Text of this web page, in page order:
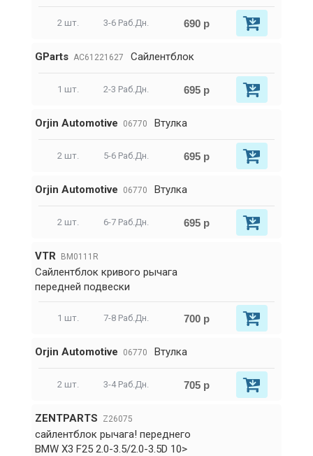
2 шт. 3-6 Раб.Дн. 690 р
GParts AC61221627 Сайлентблок
1 шт. 2-3 Раб.Дн. 695 р
Orjin Automotive 06770 Втулка
2 шт. 5-6 Раб.Дн. 695 р
Orjin Automotive 06770 Втулка
2 шт. 6-7 Раб.Дн. 695 р
VTR BM0111R
Сайлентблок кривого рычага
передней подвески
1 шт. 7-8 Раб.Дн. 700 р
Orjin Automotive 06770 Втулка
2 шт. 3-4 Раб.Дн. 705 р
ZENTPARTS Z26075
сайлентблок рычага! переднего
BMW X3 F25 2.0-3.5/2.0-3.5D 10>